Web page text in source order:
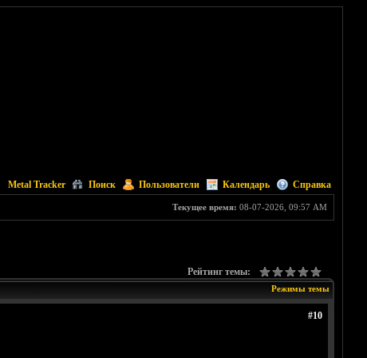
Metal Tracker Поиск Пользователи Календарь Справка
Текущее время: 08-07-2026, 09:57 AM
Рейтинг темы:
Режимы темы
#10